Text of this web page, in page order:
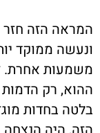
המראה הזה חזר
ונעשה ממוקד
משמעות אחרת.
ההוא, רק
בלטה בחדות